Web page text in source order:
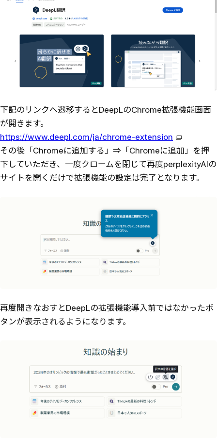
下記のリンクへ遷移するとDeepLのChrome拡張機能画面
が開きます。
https://www.deepl.com/ja/chrome-extension
その後「Chromeに追加する」⇒「Chromeに追加」を押
下していただき、一度クロームを閉じて再度perplexityAIの
サイトを開くだけで拡張機能の設定は完了となります。
再度開きなおすとDeepLの拡張機能導入前ではなかったボ
タンが表示されるようになります。